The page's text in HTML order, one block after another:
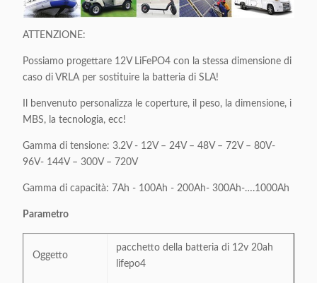
ATTENZIONE:
Possiamo progettare 12V LiFePO4 con la stessa dimensione di
caso di VRLA per sostituire la batteria di SLA!
Il benvenuto personalizza le coperture, il peso, la dimensione, i
MBS, la tecnologia, ecc!
Gamma di tensione: 3.2V - 12V – 24V – 48V – 72V – 80V-
96V- 144V – 300V – 720V
Gamma di capacità: 7Ah - 100Ah - 200Ah- 300Ah-….1000Ah
Parametro
Oggetto
pacchetto della batteria di 12v 20ah
lifepo4